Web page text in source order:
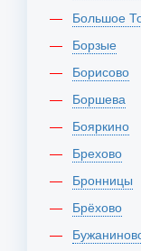
Большое
Борзые
Борисово
Боршева
Бояркино
Брехово
Бронницы
Брёхово